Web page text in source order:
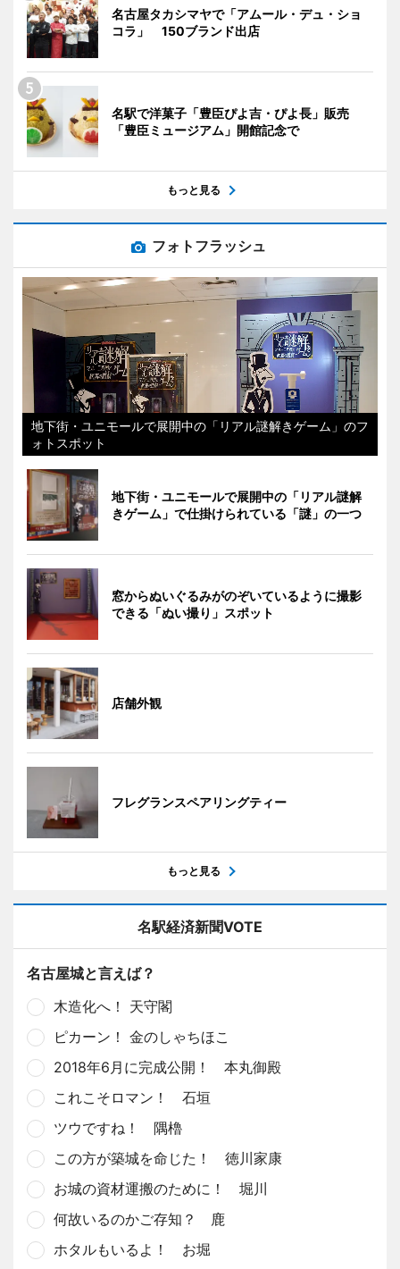
名古屋タカシマヤで「アムール・デュ・ショ
コラ」 150ブランド出店
名駅で洋菓子「豊臣ぴよ吉・ぴよ長」販売
「豊臣ミュージアム」開館記念で
もっと見る
フォトフラッシュ
地下街・ユニモールで展開中の「リアル謎解きゲーム」のフ
ォトスポット
地下街・ユニモールで展開中の「リアル謎解
きゲーム」で仕掛けられている「謎」の一つ
窓からぬいぐるみがのぞいているように撮影
できる「ぬい撮り」スポット
店舗外観
フレグランスペアリングティー
もっと見る
名駅経済新聞VOTE
名古屋城と言えば？
木造化へ！ 天守閣
ピカーン！ 金のしゃちほこ
2018年6月に完成公開！ 本丸御殿
これこそロマン！ 石垣
ツウですね！ 隅櫓
この方が築城を命じた！ 徳川家康
お城の資材運搬のために！ 堀川
何故いるのかご存知？ 鹿
ホタルもいるよ！ お堀